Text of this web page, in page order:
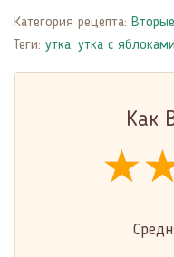
Категория рецепта:
Теги: утка, утка с яблоками
Как